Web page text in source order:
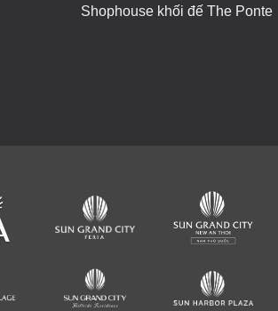
Shophouse khối đế The Ponte